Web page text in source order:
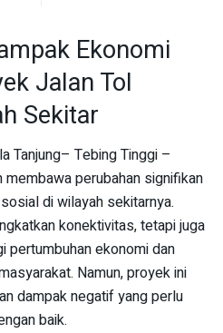
Ekonomi
Jalan Tol
Sekitar
Tanjung– Tebing Tinggi –
perubahan signifikan
di wilayah sekitarnya.
konektivitas, tetapi juga
pertumbuhan ekonomi dan
Namun, proyek ini
dampak negatif yang perlu
baik.